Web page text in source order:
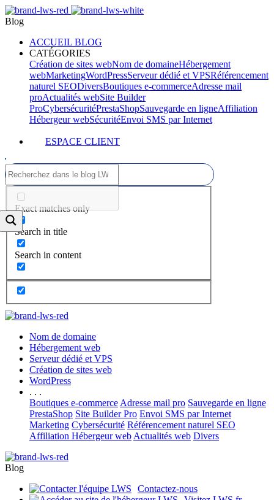
Blog
ACCUEIL BLOG
CATÉGORIES
Création de sites webNom de domaineHébergement
webMarketingWordPressServeur dédié et VPSRéférencement
naturel SEODiversBoutiques e-commerceAdresse mail
proActualités webSite Builder
ProCybersécuritéPrestaShopSauvegarde en ligneAffiliation
Hébergeur webSécuritéEnvoi SMS par Internet
ESPACE CLIENT
Exact matches only
Search in title
Search in content
Nom de domaine
Hébergement web
Serveur dédié et VPS
Création de sites web
WordPress
. . .
Boutiques e-commerce Adresse mail pro Sauvegarde en ligne
PrestaShop Site Builder Pro Envoi SMS par Internet
Marketing Cybersécurité Référencement naturel SEO
Affiliation Hébergeur web Actualités web Divers
Blog
Contactez-nous